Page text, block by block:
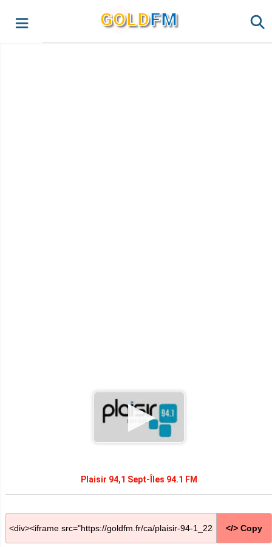
GOLDFM
Plaisir 94,1 Sept-Îles 94.1 FM
</> Copy